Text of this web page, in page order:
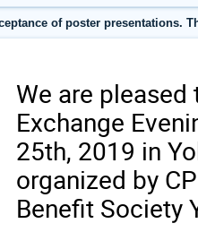
of poster presentations.
We are
Exchange
25th, 2019 in
organized by
Benefit Society